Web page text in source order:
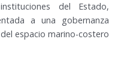
del Estado,
a una gobernanza
espacio marino-costero